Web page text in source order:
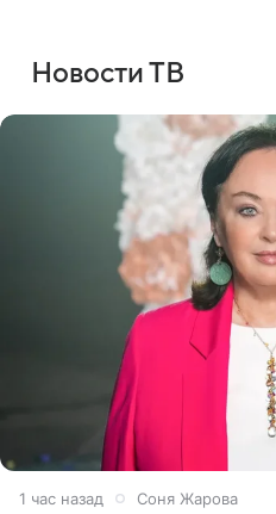
Новости ТВ
1 час назад Соня Жарова